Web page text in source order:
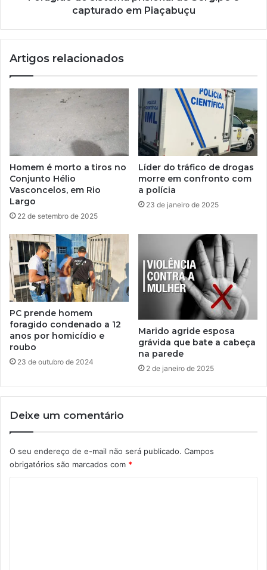
capturado em Piaçabuçu
Artigos relacionados
Homem é morto a tiros no
Conjunto Hélio
Vasconcelos, em Rio
Largo
22 de setembro de 2025
Líder do tráfico de drogas
morre em confronto com
a polícia
23 de janeiro de 2025
PC prende homem
foragido condenado a 12
anos por homicídio e
roubo
23 de outubro de 2024
Marido agride esposa
grávida que bate a cabeça
na parede
2 de janeiro de 2025
Deixe um comentário
O seu endereço de e-mail não será publicado. Campos
obrigatórios são marcados com *